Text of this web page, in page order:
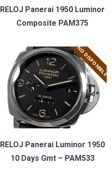
RELOJ Panerai 1950 Luminor
Composite PAM375
NO DISPONIBLE
RELOJ Panerai Luminor 1950
10 Days Gmt – PAM533